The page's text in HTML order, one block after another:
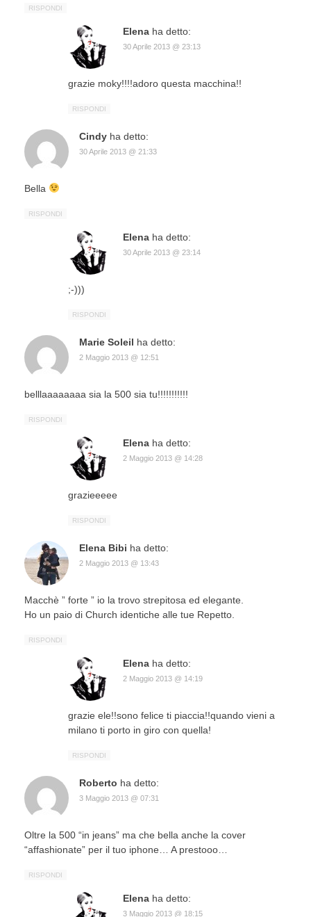
RISPONDI
Elena ha detto:
30 Aprile 2013 @ 23:13
grazie moky!!!!adoro questa macchina!!
RISPONDI
Cindy ha detto:
30 Aprile 2013 @ 21:33
Bella
RISPONDI
Elena ha detto:
30 Aprile 2013 @ 23:14
;-)))
RISPONDI
Marie Soleil ha detto:
2 Maggio 2013 @ 12:51
belllaaaaaaaa sia la 500 sia tu!!!!!!!!!!!
RISPONDI
Elena ha detto:
2 Maggio 2013 @ 14:28
grazieeeee
RISPONDI
Elena Bibi ha detto:
2 Maggio 2013 @ 13:43
Macchè ” forte ” io la trovo strepitosa ed elegante.
Ho un paio di Church identiche alle tue Repetto.
RISPONDI
Elena ha detto:
2 Maggio 2013 @ 14:19
grazie ele!!sono felice ti piaccia!!quando vieni a
milano ti porto in giro con quella!
RISPONDI
Roberto ha detto:
3 Maggio 2013 @ 07:31
Oltre la 500 “in jeans” ma che bella anche la cover
“affashionate” per il tuo iphone… A prestooo…
RISPONDI
Elena ha detto:
3 Maggio 2013 @ 18:15